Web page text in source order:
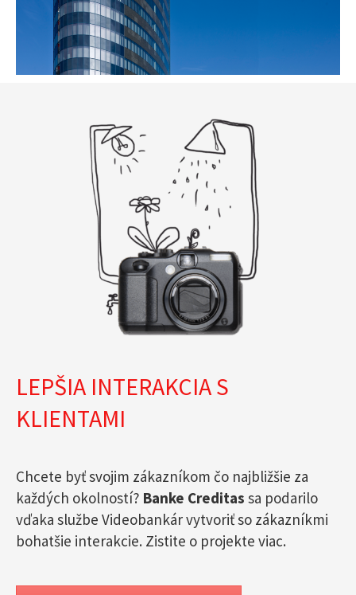
LEPŠIA INTERAKCIA S
KLIENTAMI
Chcete byť svojim zákazníkom čo najbližšie za
každých okolností? Banke Creditas sa podarilo
vďaka službe Videobankár vytvoriť so zákazníkmi
bohatšie interakcie. Zistite o projekte viac.